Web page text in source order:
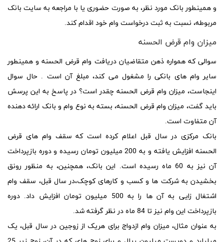
و همینطور بانک مورد نظر، به صورت حضوری یا با مراجعه به سایت بانک
مربوطه، نسبت به ثبت درخواست وام خود اقدام کند.
میزان وام قرض الحسنه
سوالی که همواره ذهن متقاضیان دریافت وام قرض الحسنهو همینطور
سایر وام های بانکی را مشغول می کند، مبلغ آن است . حال سوال
اینجاست، میزان وام قرض الحسنه چقدر است؟ در پاسخ به این پرسش
باید گفت، میزان وام قرض الحسنه،بسته به نوع وام و بانک ارائه دهنده
آن متفاوت است.
بانک مرکزی در سال قبل اعلام کرده است که سقف وام های قرض
الحسنه
افزایش یافته و به 200 میلیون تومان رسیده و دوره بازپرداخت
آن نیز به 60 ماه رسیده است. این بانک، همچنین، به منظور رونق
بخشیدن به شرکت ها و کسب و کارهای کوچک،در سال قبل، سقف وام
اشتغال زایی به آن ها را به 500 میلیون تومان افزایش داد. دوره
بازپرداخت این وام نیز تا 84 ماه در نظر گرفته شد.
به عنوان مثال، میزان وام ازدواج برای هریک از زوجین در سال قبل، یک